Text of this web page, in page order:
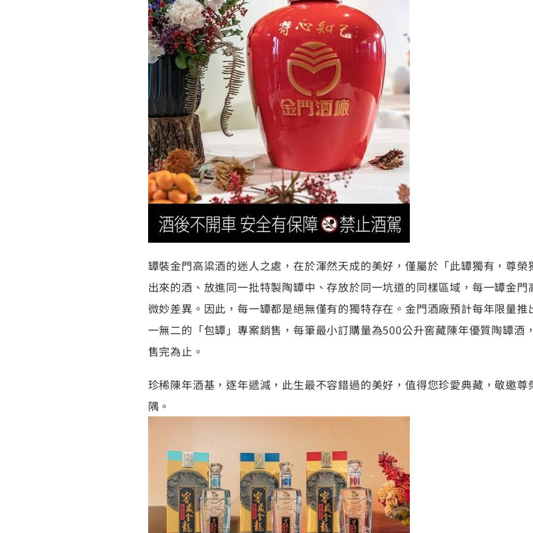
罈裝金門高粱酒的迷人之處，在於渾然天成的美好，僅屬於「此罈獨有，尊
出來的酒、放進同一批特製陶罈中、存放於同一坑道的同樣區域，每一罈金
微妙差異。因此，每一罈都是絕無僅有的獨特存在。金門酒廠預計每年限量
一無二的「包罈」專案銷售，每筆最小訂購量為500公升窖藏陳年優質陶罈酒
售完為止。
珍稀陳年酒基，逐年遞減，此生最不容錯過的美好，值得您珍愛典藏，敬邀
隅。